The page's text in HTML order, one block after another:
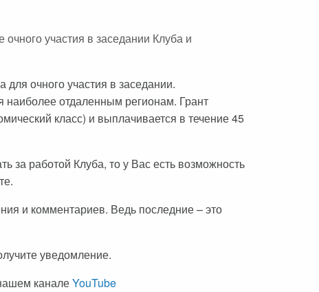
участия в заседании Клуба и
очного участия в заседании.
наиболее отдаленным регионам. Грант
класс) и выплачивается в течение 45
за работой Клуба, то у Вас есть возможность
и комментариев. Ведь последние – это
уведомление.
каналеYouTube